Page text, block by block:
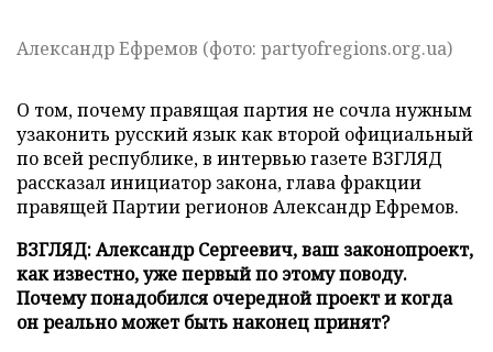
Александр Ефремов (фото: partyofregions.org.ua)
О том, почему правящая партия не сочла нужным
узаконить русский язык как второй официальный
по всей республике, в интервью газете ВЗГЛЯД
рассказал инициатор закона, глава фракции
правящей Партии регионов Александр Ефремов.
ВЗГЛЯД: Александр Сергеевич, ваш законопроект,
как известно, уже первый по этому поводу.
Почему понадобился очередной проект и когда
он реально может быть наконец принят?